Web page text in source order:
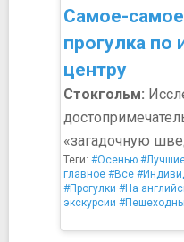
Самое-
прогулка по
центру
Стокгольм:
«загадочную
Теги: #Осенью
главное #Все
#Прогулки #На
экскурсии